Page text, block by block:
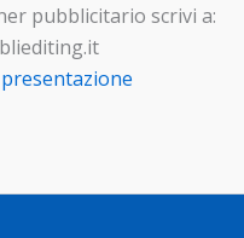
pubblicitario scrivi a: